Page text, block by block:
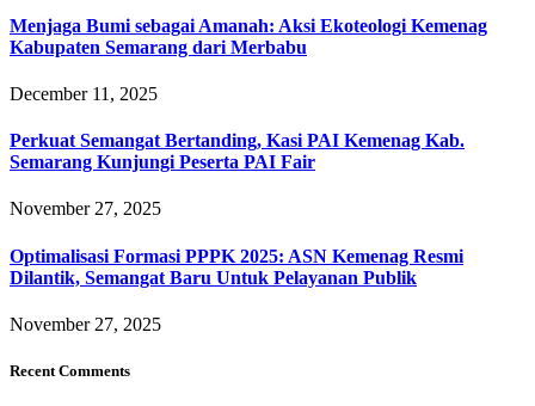
Menjaga Bumi sebagai Amanah: Aksi Ekoteologi Kemenag
Kabupaten Semarang dari Merbabu
December 11, 2025
Perkuat Semangat Bertanding, Kasi PAI Kemenag Kab.
Semarang Kunjungi Peserta PAI Fair
November 27, 2025
Optimalisasi Formasi PPPK 2025: ASN Kemenag Resmi
Dilantik, Semangat Baru Untuk Pelayanan Publik
November 27, 2025
Recent Comments